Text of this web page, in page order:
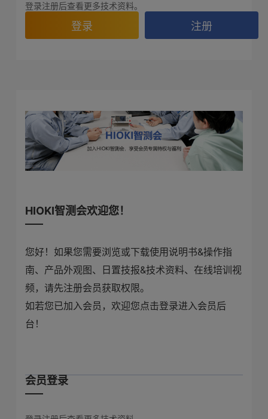
登录注册后查看更多技术资料。
登录 注册
HIOKI智测会欢迎您！
您好！如果您需要浏览或下载使用说明书&操作指
南、产品外观图、日置技报&技术资料、在线培训视
频，请先注册会员获取权限。
如若您已加入会员，欢迎您点击登录进入会员后
台！
会员登录